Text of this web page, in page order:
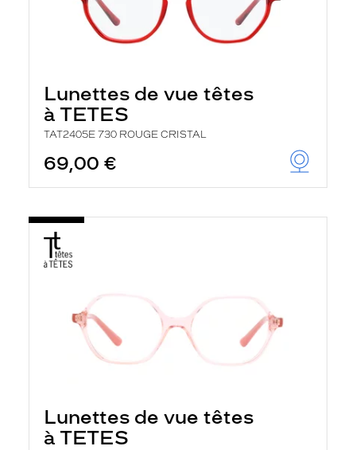
Lunettes de vue têtes
à TETES
TAT2405E 730 ROUGE CRISTAL
69,00 €
Lunettes de vue têtes
à TETES